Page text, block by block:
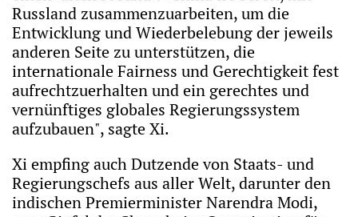
Russland zusammenzuarbeiten, um die
Entwicklung und Wiederbelebung der jeweils
anderen Seite zu unterstützen, die
internationale Fairness und Gerechtigkeit fest
aufrechtzuerhalten und ein gerechtes und
vernünftiges globales Regierungssystem
aufzubauen", sagte Xi.
Xi empfing auch Dutzende von Staats- und
Regierungschefs aus aller Welt, darunter den
indischen Premierminister Narendra Modi,